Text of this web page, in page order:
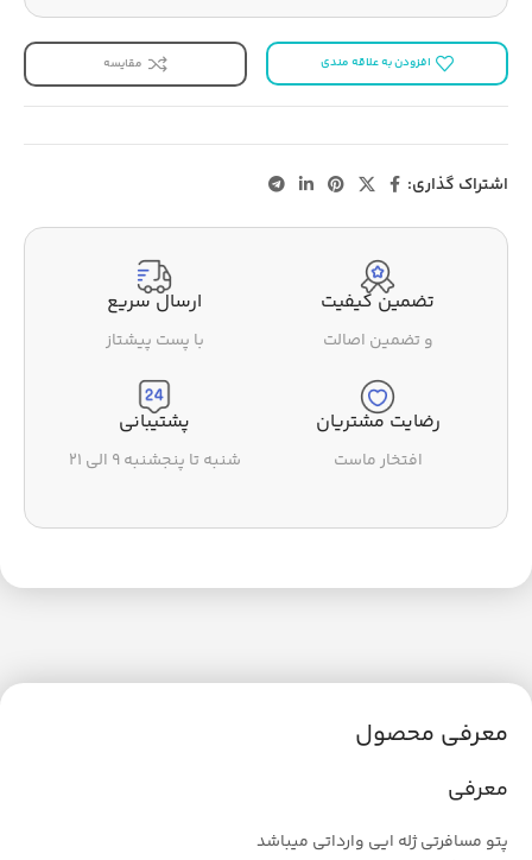
افزودن به علاقه مندی مقایسه
اشتراک گذاری:
تضمین کیفیت
و تضمین اصالت
ارسال سریع
با پست پیشتاز
رضایت مشتریان
افتخار ماست
پشتیبانی
شنبه تا پنجشنبه ۹ الی ۲۱
معرفی محصول
معرفی
پتو مسافرتی ژله ایی وارداتی میباشد